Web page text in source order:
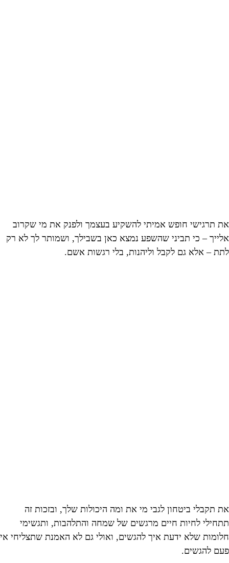
את תרגישי חופש אמיתי להשקיע בעצמך ולפנק את מי שקרוב
אלייך – כי תביני שהשפע נמצא כאן בשבילך, ושמותר לך לא רק
לתת – אלא גם לקבל וליהנות, בלי רגשות אשם.
את תקבלי ביטחון לגבי מי את ומה היכולות שלך, ובזכות זה
תתחילי לחיות חיים מרגשים של שמחה והתלהבות, ותגשימי
חלומות שלא ידעת איך להגשים, ואולי גם לא האמנת שתצליחי אי
פעם להגשים.